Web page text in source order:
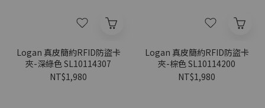
Logan 真皮簡約RFID防盜卡
夾-深綠色 SL10114307
NT$1,980
Logan 真皮簡約RFID防盜卡
夾-棕色 SL10114200
NT$1,980